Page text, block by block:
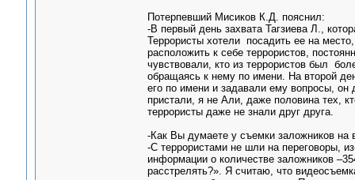
Потерпевший Мисиков К.Д. пояснил:
-В первый день захвата Тагзиева Л.,
Террористы хотели посадить ее на
расположить к себе террористов,
чувствовали, кто из террористов был
обращаясь к нему по имени. На второй
его по имени и задавали ему вопросы,
пристали, я не Али, даже половина тех,
террористы даже не знали друг друга.
-Как Вы думаете у съемки заложников на
-С террористами не шли на переговоры,
информации о количестве заложников
расстрелять?». Я считаю, что